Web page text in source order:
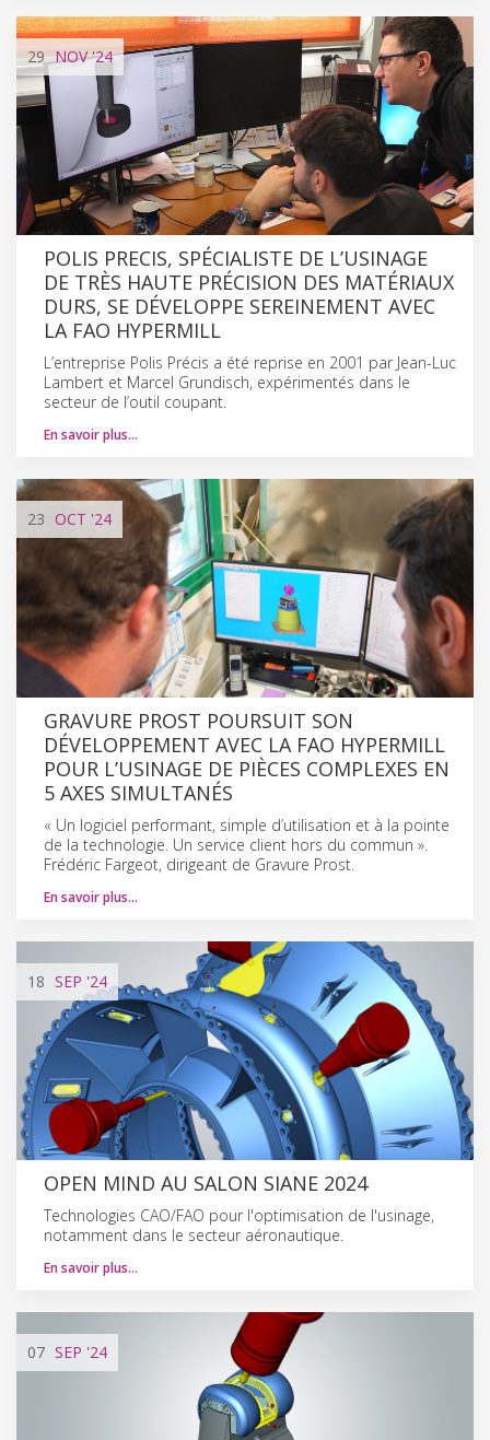
29 NOV'24
POLIS PRECIS, SPÉCIALISTE DE L’USINAGE
DE TRÈS HAUTE PRÉCISION DES MATÉRIAUX
DURS, SE DÉVELOPPE SEREINEMENT AVEC
LA FAO HYPERMILL
L’entreprise Polis Précis a été reprise en 2001 par Jean-Luc
Lambert et Marcel Grundisch, expérimentés dans le
secteur de l’outil coupant.
En savoir plus…
23 OCT '24
GRAVURE PROST POURSUIT SON
DÉVELOPPEMENT AVEC LA FAO HYPERMILL
POUR L’USINAGE DE PIÈCES COMPLEXES EN
5 AXES SIMULTANÉS
« Un logiciel performant, simple d’utilisation et à la pointe
de la technologie. Un service client hors du commun ».
Frédéric Fargeot, dirigeant de Gravure Prost.
En savoir plus…
18 SEP '24
OPEN MIND AU SALON SIANE 2024
Technologies CAO/FAO pour l'optimisation de l'usinage,
notamment dans le secteur aéronautique.
En savoir plus…
07 SEP '24